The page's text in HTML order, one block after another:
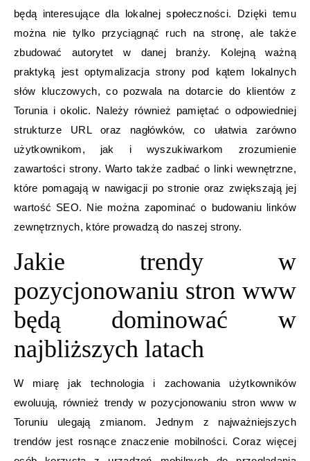
będą interesujące dla lokalnej społeczności. Dzięki temu
można nie tylko przyciągnąć ruch na stronę, ale także
zbudować autorytet w danej branży. Kolejną ważną
praktyką jest optymalizacja strony pod kątem lokalnych
słów kluczowych, co pozwala na dotarcie do klientów z
Torunia i okolic. Należy również pamiętać o odpowiedniej
strukturze URL oraz nagłówków, co ułatwia zarówno
użytkownikom, jak i wyszukiwarkom zrozumienie
zawartości strony. Warto także zadbać o linki wewnętrzne,
które pomagają w nawigacji po stronie oraz zwiększają jej
wartość SEO. Nie można zapominać o budowaniu linków
zewnętrznych, które prowadzą do naszej strony.
Jakie trendy w
pozycjonowaniu stron www
będą dominować w
najbliższych latach
W miarę jak technologia i zachowania użytkowników
ewoluują, również trendy w pozycjonowaniu stron www w
Toruniu ulegają zmianom. Jednym z najważniejszych
trendów jest rosnące znaczenie mobilności. Coraz więcej